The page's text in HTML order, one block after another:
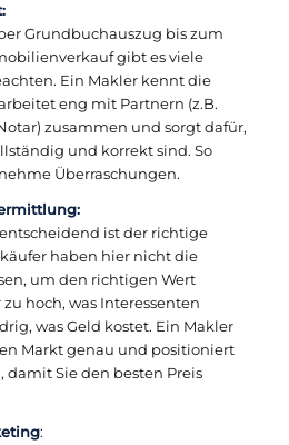
Grundbuchauszug bis zum
gibt es viele
Ein Makler kennt die
eng mit Partnern (z.B.
zusammen und sorgt dafür,
und korrekt sind. So
Überraschungen.
ist der richtige
haben hier nicht die
um den richtigen Wert
hoch, was Interessenten
was Geld kostet. Ein Makler
Markt genau und positioniert
Sie den besten Preis
: